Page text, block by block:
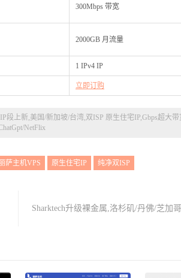
300Mbps 带宽
2000GB 月流量
1 IPv4 IP
立即订购
段上新,美国/新加坡/台湾,双ISP 原生住宅IP,Gbps超大
NetFlix
萨主机VPS 原生住宅IP 纯净双ISP
Sharktech升级裸金属,洛杉矶/丹佛/芝加